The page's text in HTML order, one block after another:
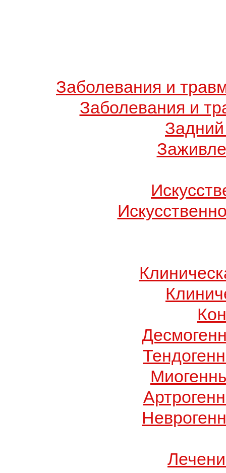
Заболевания и
Заболевания и